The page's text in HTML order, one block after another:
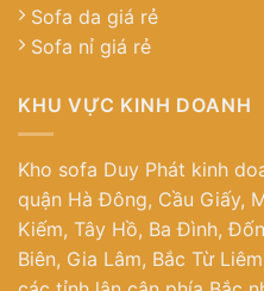
Sofa da giá rẻ
Sofa nỉ giá rẻ
KHU VỰC KINH DOANH
Kho sofa Duy Phát kinh
quận Hà Đông, Cầu Giấy,
Kiếm, Tây Hồ, Ba Đình,
Biên, Gia Lâm, Bắc Từ